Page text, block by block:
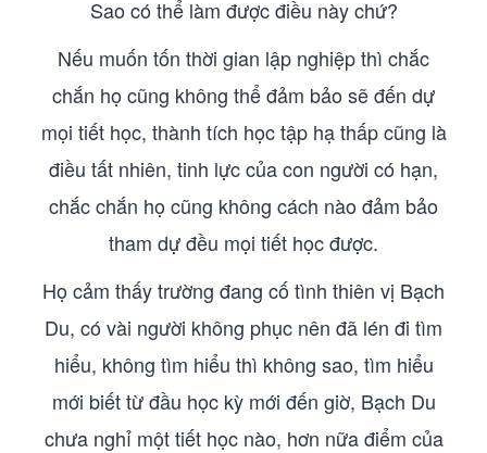
Sao có thể làm được điều này chứ?
Nếu muốn tốn thời gian lập nghiệp thì chắc
chắn họ cũng không thể đảm bảo sẽ đến dự
mọi tiết học, thành tích học tập hạ thấp cũng là
điều tất nhiên, tinh lực của con người có hạn,
chắc chắn họ cũng không cách nào đảm bảo
tham dự đều mọi tiết học được.
Họ cảm thấy trường đang cố tình thiên vị Bạch
Du, có vài người không phục nên đã lén đi tìm
hiểu, không tìm hiểu thì không sao, tìm hiểu
mới biết từ đầu học kỳ mới đến giờ, Bạch Du
chưa nghỉ một tiết học nào, hơn nữa điểm của